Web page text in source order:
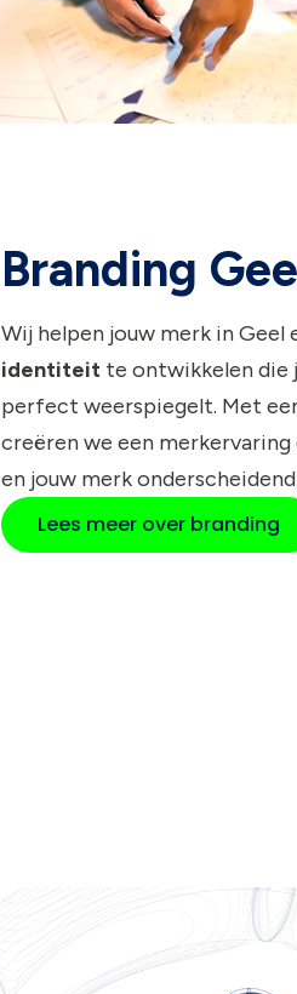
Branding
Wij helpen jouw merk in Geel
identiteit te ontwikkelen die
perfect weerspiegelt. Met
creëren we een
en jouw merk
Lees meer over branding